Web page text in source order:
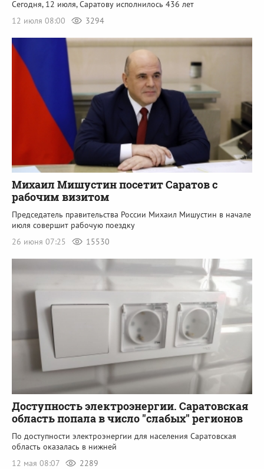
Сегодня, 12 июля, Саратову исполнилось 436 лет
12 июля 08:00
3294
Михаил Мишустин посетит Саратов с
рабочим визитом
Председатель правительства России Михаил Мишустин в начале
июля совершит рабочую поездку
26 июня 07:25
15530
Доступность электроэнергии. Саратовская
область попала в число "слабых" регионов
По доступности электроэнергии для населения Саратовская
область оказалась в нижней
12 мая 08:07
2289